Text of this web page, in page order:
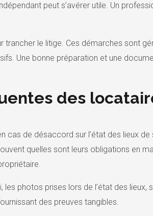
peut s’avérer utile. Un
le litige. Ces démarches sont
Une bonne préparation et une
des
de désaccord sur l’état des lieux de
quelles sont leurs obligations en
photos prises lors de l’état des lieux,
des preuves tangibles.